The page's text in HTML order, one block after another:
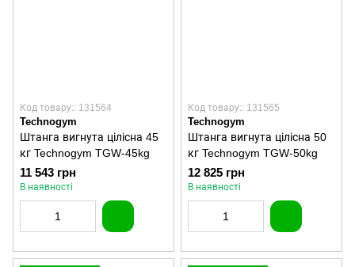
Код товару:: 131564
Technogym
Штанга вигнута цілісна 45
кг Technogym TGW-45kg
11 543 грн
В наявності
Код товару:: 131565
Technogym
Штанга вигнута цілісна 50
кг Technogym TGW-50kg
12 825 грн
В наявності